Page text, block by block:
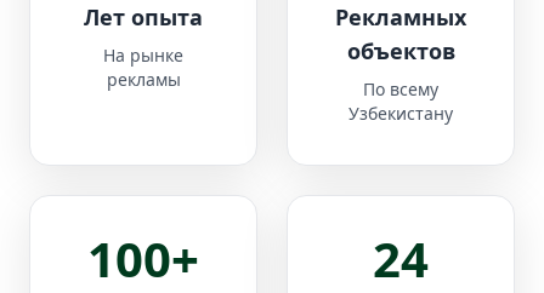
Лет опыта
На рынке
рекламы
Рекламных
объектов
По всему
Узбекистану
100+ 24